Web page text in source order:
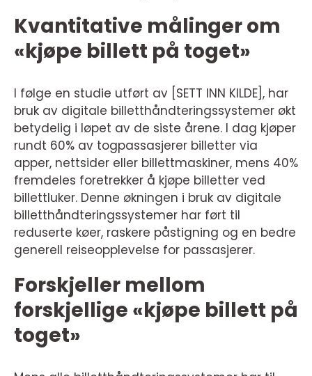
Kvantitative målinger om
«kjøpe billett på toget»
I følge en studie utført av [SETT INN KILDE], har
bruk av digitale billetthåndteringssystemer økt
betydelig i løpet av de siste årene. I dag kjøper
rundt 60% av togpassasjerer billetter via
apper, nettsider eller billettmaskiner, mens 40%
fremdeles foretrekker å kjøpe billetter ved
billettluker. Denne økningen i bruk av digitale
billetthåndteringssystemer har ført til
reduserte køer, raskere påstigning og en bedre
generell reiseopplevelse for passasjerer.
Forskjeller mellom
forskjellige «kjøpe billett på
toget»